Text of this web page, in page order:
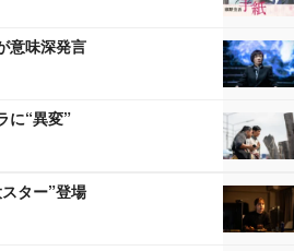
意味深発言
に“異変”
ター”登場